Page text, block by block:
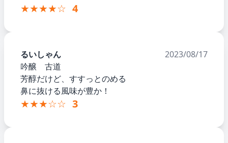
★★★★☆ 4
るいしゃん
2023/08/17
吟醸 古道
芳醇だけど、すすっとのめる
鼻に抜ける風味が豊か！
★★★☆☆ 3